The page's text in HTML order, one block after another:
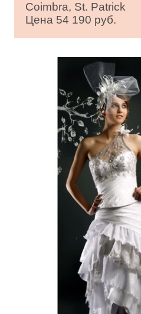
Coimbra, St. Patrick
Цена 54 190 руб.